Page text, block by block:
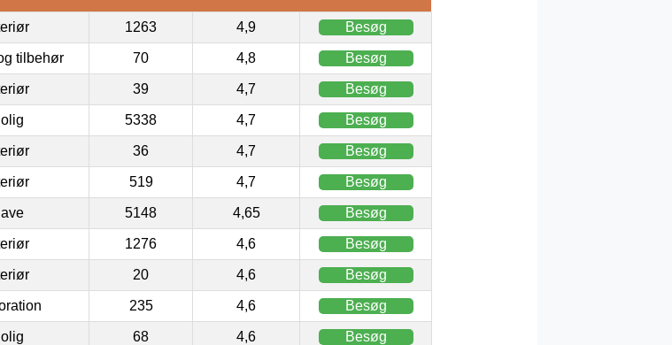
1263 4,9 Besøg
tilbehør 70 4,8 Besøg
39 4,7 Besøg
5338 4,7 Besøg
36 4,7 Besøg
519 4,7 Besøg
5148 4,65 Besøg
1276 4,6 Besøg
20 4,6 Besøg
235 4,6 Besøg
68 4,6 Besøg